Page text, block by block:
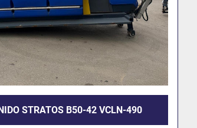
2006 ASSALONI EP5S 24V